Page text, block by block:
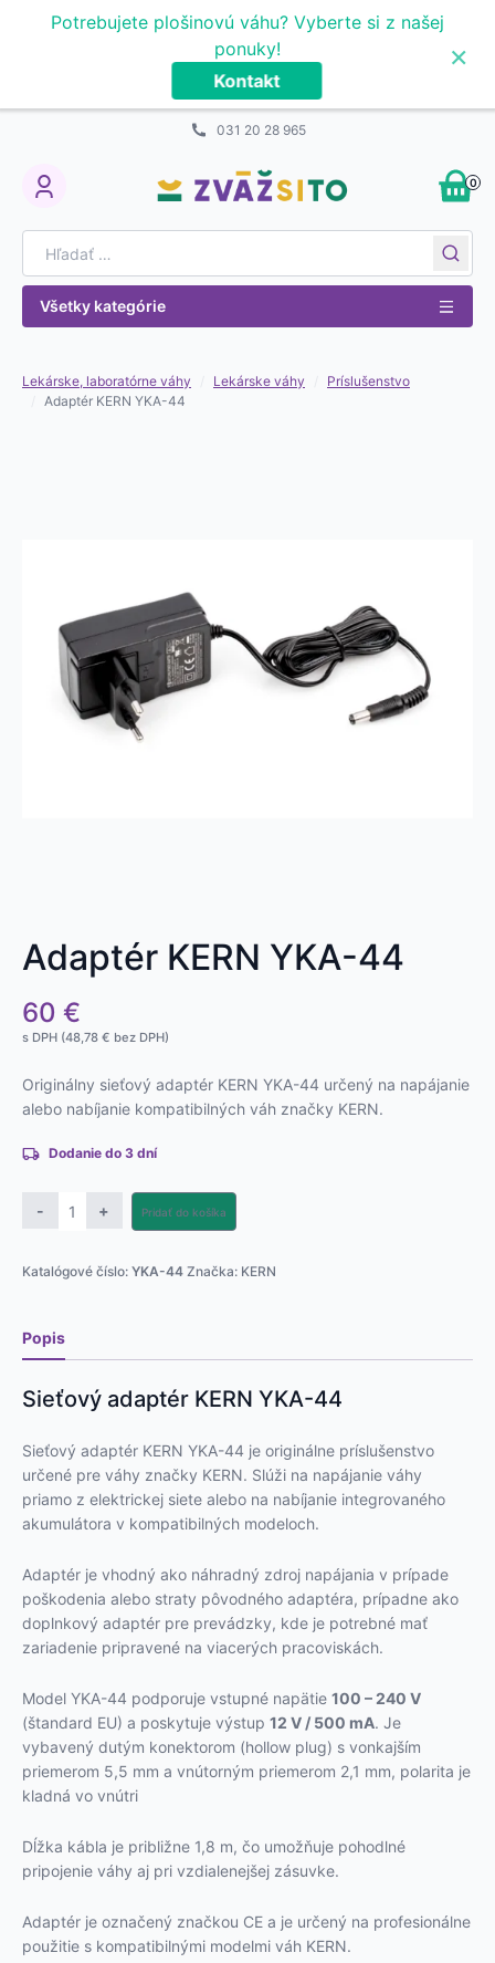
Potrebujete plošinovú váhu? Vyberte si z našej
ponuky!
Kontakt
×
031 20 28 965
My Account
0
Všetky kategórie
Lekárske, laboratórne váhy Lekárske váhy
Príslušenstvo
Adaptér KERN YKA-44
Adaptér KERN YKA-44
60 €
s DPH (48,78 € bez DPH)
Originálny sieťový adaptér KERN YKA-44 určený na napájanie
alebo nabíjanie kompatibilných váh značky KERN.
Dodanie do 3 dní
-
množstvo
YKA-
+ Pridať do košíka
Katalógové číslo: YKA-44 Značka: KERN
Popis
Sieťový adaptér KERN YKA-44
Sieťový adaptér KERN YKA-44 je originálne príslušenstvo
určené pre váhy značky KERN. Slúži na napájanie váhy
priamo z elektrickej siete alebo na nabíjanie integrovaného
akumulátora v kompatibilných modeloch.
Adaptér je vhodný ako náhradný zdroj napájania v prípade
poškodenia alebo straty pôvodného adaptéra, prípadne ako
doplnkový adaptér pre prevádzky, kde je potrebné mať
zariadenie pripravené na viacerých pracoviskách.
Model YKA-44 podporuje vstupné napätie 100 – 240 V
(štandard EU) a poskytuje výstup 12 V / 500 mA. Je
vybavený dutým konektorom (hollow plug) s vonkajším
priemerom 5,5 mm a vnútorným priemerom 2,1 mm, polarita je
kladná vo vnútri
Dĺžka kábla je približne 1,8 m, čo umožňuje pohodlné
pripojenie váhy aj pri vzdialenejšej zásuvke.
Adaptér je označený značkou CE a je určený na profesionálne
použitie s kompatibilnými modelmi váh KERN.